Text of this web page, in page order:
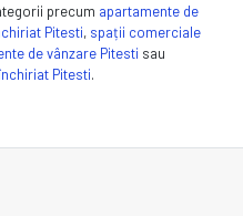
precum apartamente de
Pitesti, spații comerciale
de vânzare Pitesti sau
Pitesti.